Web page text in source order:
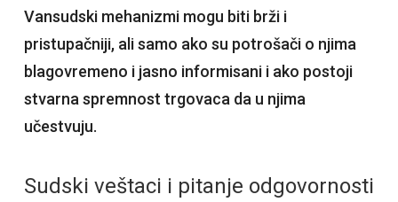
Vansudski mehanizmi mogu biti brži i
pristupačniji, ali samo ako su potrošači o njima
blagovremeno i jasno informisani i ako postoji
stvarna spremnost trgovaca da u njima
učestvuju.
Sudski veštaci i pitanje odgovornosti